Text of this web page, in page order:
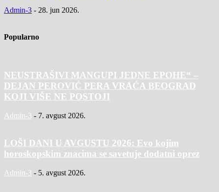
Admin-3 - 28. jun 2026.
Popularno
NEUSTRAŠIVI MANGUPI JEDNE EPOHE“ –
DEJAN PEROVIĆ PERA VRAĆA BEOGRAD
KOJI VIŠE NE POSTOJI
Admin-3 - 7. avgust 2026.
LOŠI DANI U AVGUSTU 2026: Evo kojim
horoskopskim znacima se savetuje dodatni oprez
Admin-3 - 5. avgust 2026.